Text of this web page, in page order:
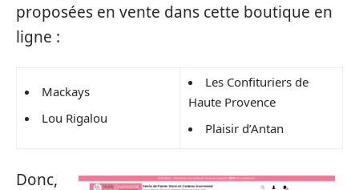
proposées en vente dans cette boutique en
ligne :
Mackays
Lou Rigalou
Les Confituriers de
Haute Provence
Plaisir d’Antan
Donc,